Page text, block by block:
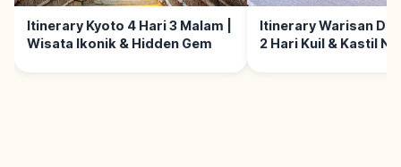
Itinerary Kyoto 4 Hari 3 Malam |
Wisata Ikonik & Hidden Gem
Itinerary Warisan
2 Hari Kuil & Kastil